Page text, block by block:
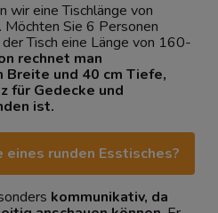
wir eine Tischlänge von
Sie 6 Personen
Tisch eine Länge von 160-
rechnet man
und 40 cm Tiefe,
für Gedecke und
ist.
runden Esstisches?
kommunikativ, da